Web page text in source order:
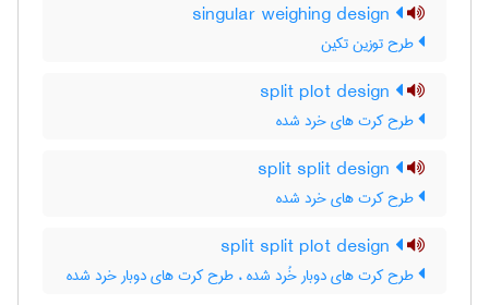
طرح توزین تکین
طرح کرت های خرد شده
طرح کرت های خرد شده
طرح کرت های دوبار خُرد شده ، طرح کرت های دوبار خرد شده